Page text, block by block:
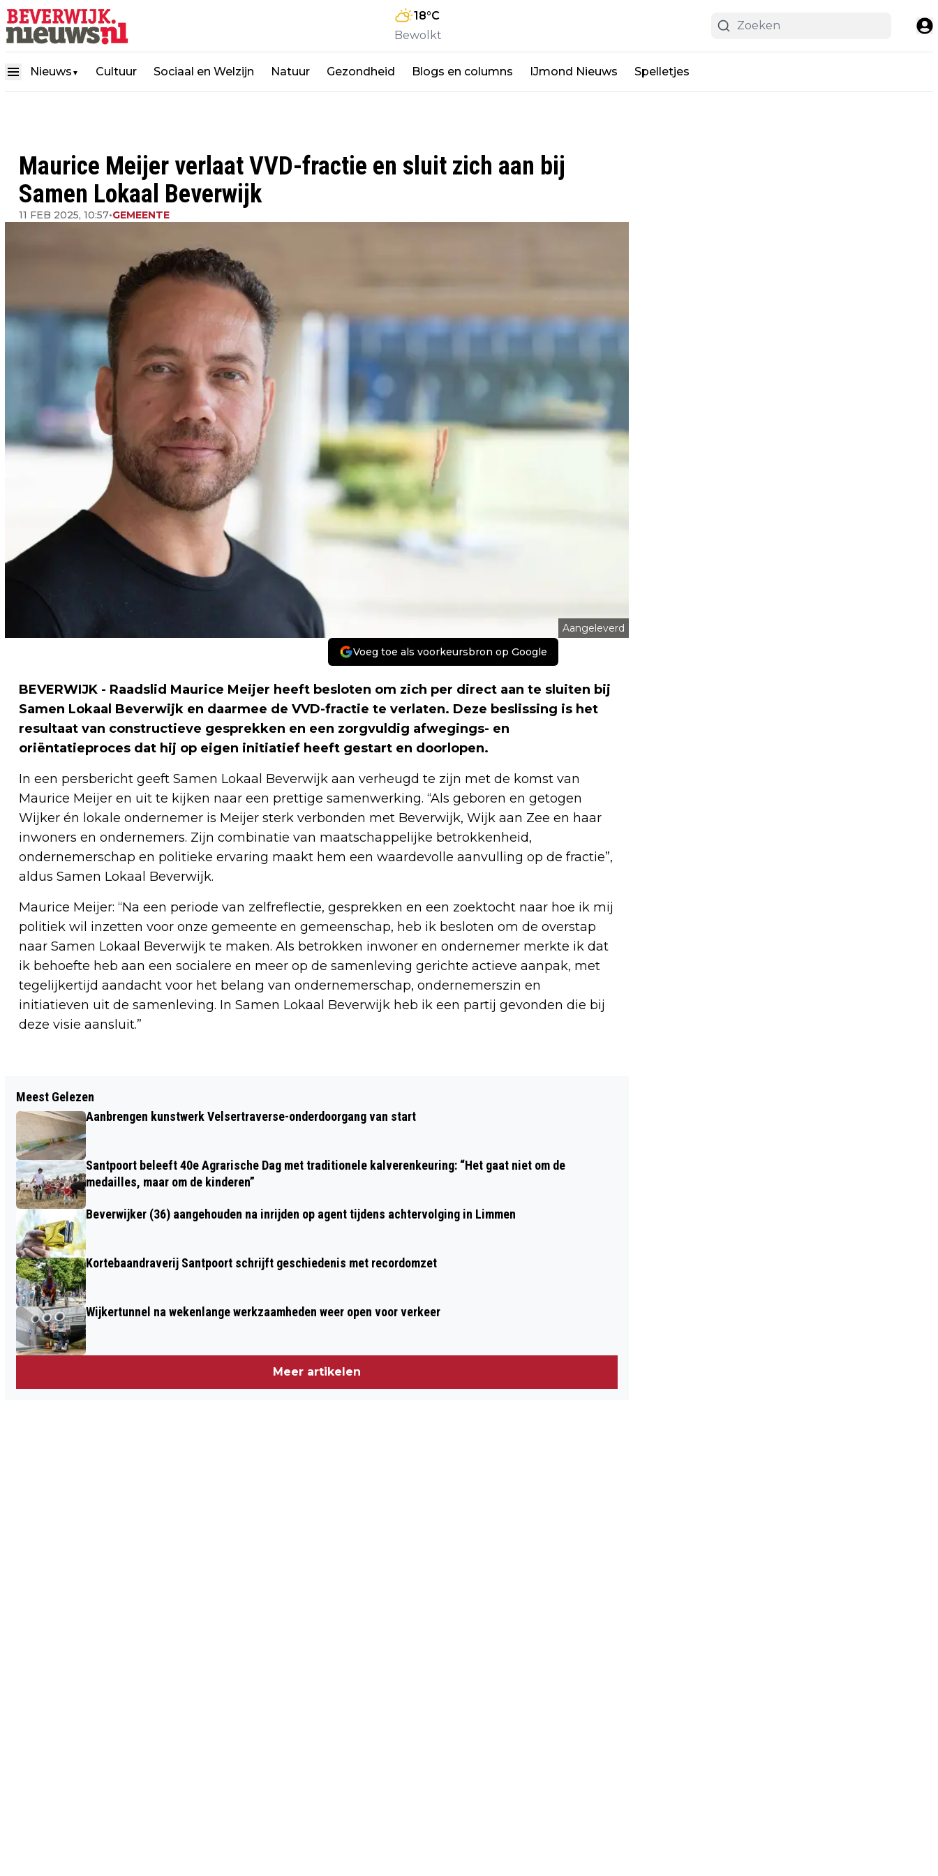
18°C
Bewolkt
Nieuws ▼ Cultuur Sociaal en Welzijn Natuur Gezondheid Blogs en columns IJmond Nieuws Spelletjes
Maurice Meijer verlaat VVD-fractie en sluit zich aan bij
Samen Lokaal Beverwijk
11 FEB 2025, 10:57•GEMEENTE
Aangeleverd
Voeg toe als voorkeursbron op Google
BEVERWIJK - Raadslid Maurice Meijer heeft besloten om zich per direct aan te sluiten bij
Samen Lokaal Beverwijk en daarmee de VVD-fractie te verlaten. Deze beslissing is het
resultaat van constructieve gesprekken en een zorgvuldig afwegings- en
oriëntatieproces dat hij op eigen initiatief heeft gestart en doorlopen.
In een persbericht geeft Samen Lokaal Beverwijk aan verheugd te zijn met de komst van
Maurice Meijer en uit te kijken naar een prettige samenwerking. “Als geboren en getogen
Wijker én lokale ondernemer is Meijer sterk verbonden met Beverwijk, Wijk aan Zee en haar
inwoners en ondernemers. Zijn combinatie van maatschappelijke betrokkenheid,
ondernemerschap en politieke ervaring maakt hem een waardevolle aanvulling op de fractie”,
aldus Samen Lokaal Beverwijk.
Maurice Meijer: “Na een periode van zelfreflectie, gesprekken en een zoektocht naar hoe ik mij
politiek wil inzetten voor onze gemeente en gemeenschap, heb ik besloten om de overstap
naar Samen Lokaal Beverwijk te maken. Als betrokken inwoner en ondernemer merkte ik dat
ik behoefte heb aan een socialere en meer op de samenleving gerichte actieve aanpak, met
tegelijkertijd aandacht voor het belang van ondernemerschap, ondernemerszin en
initiatieven uit de samenleving. In Samen Lokaal Beverwijk heb ik een partij gevonden die bij
deze visie aansluit.”
GRATIS BOOMPJES EN STRUIKEN
TIJDENS UITDEELDAG MEER BOMEN NU
BAKFIETSFABRIKANT OPTIMA CYCLES
OVER
Meest Gelezen
Aanbrengen kunstwerk Velsertraverse-onderdoorgang van start
Santpoort beleeft 40e Agrarische Dag met traditionele kalverenkeuring: “Het gaat niet om de
medailles, maar om de kinderen”
Beverwijker (36) aangehouden na inrijden op agent tijdens achtervolging in Limmen
Kortebaandraverij Santpoort schrijft geschiedenis met recordomzet
Wijkertunnel na wekenlange werkzaamheden weer open voor verkeer
Meer artikelen